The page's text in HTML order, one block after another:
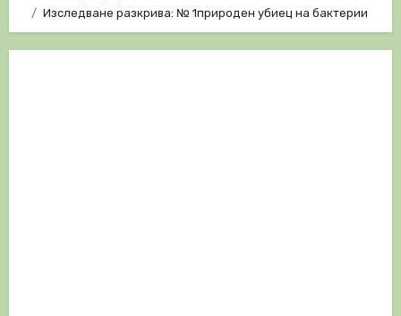
Изследване разкрива: № 1природен убиец на бактерии